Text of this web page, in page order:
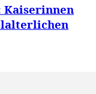
Kaiserinnen